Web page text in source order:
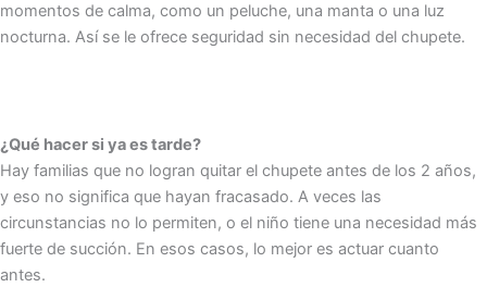
momentos de calma, como un peluche, una manta o una luz
nocturna. Así se le ofrece seguridad sin necesidad del chupete.
¿Qué hacer si ya es tarde?
Hay familias que no logran quitar el chupete antes de los 2 años,
y eso no significa que hayan fracasado. A veces las
circunstancias no lo permiten, o el niño tiene una necesidad más
fuerte de succión. En esos casos, lo mejor es actuar cuanto
antes.